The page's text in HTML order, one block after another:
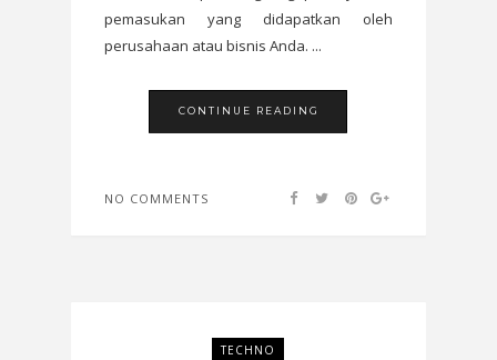
pemasukan yang didapatkan oleh
perusahaan atau bisnis Anda. ...
CONTINUE READING
NO COMMENTS
TECHNO